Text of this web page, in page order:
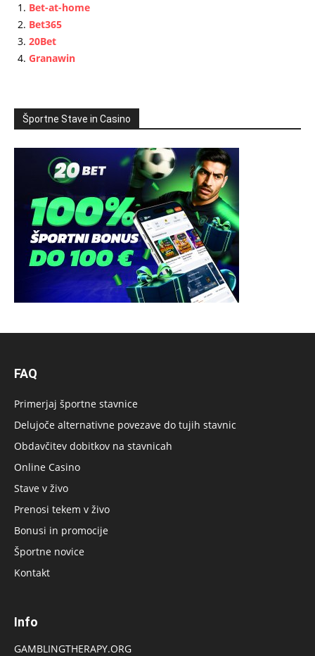
Bet-at-home
Bet365
20Bet
Granawin
Športne Stave in Casino
FAQ
Primerjaj športne stavnice
Delujoče alternativne povezave do tujih stavnic
Obdavčitev dobitkov na stavnicah
Online Casino
Stave v živo
Prenosi tekem v živo
Bonusi in promocije
Športne novice
Kontakt
Info
GAMBLINGTHERAPY.ORG